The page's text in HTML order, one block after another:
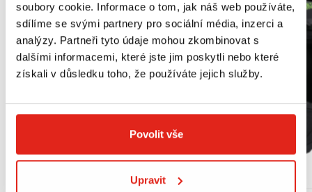
soubory cookie. Informace o tom, jak náš web používáte,
sdílíme se svými partnery pro sociální média, inzerci a
analýzy. Partneři tyto údaje mohou zkombinovat s
dalšími informacemi, které jste jim poskytli nebo které
získali v důsledku toho, že používáte jejich služby.
Povolit vše
Upravit